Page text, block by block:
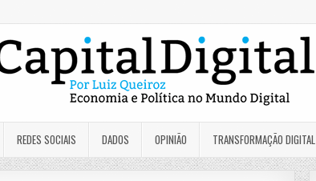
REDES SOCIAIS DADOS OPINIÃO TRANSFORMAÇÃO DIGITAL